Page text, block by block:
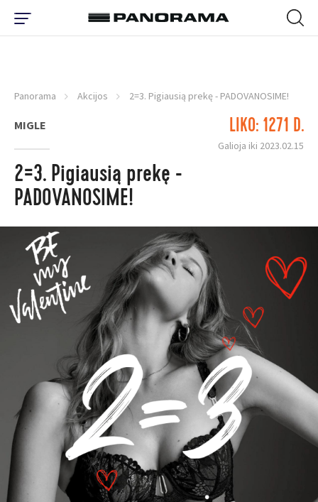
Panorama Akcijos 2=3. Pigiausią prekę - PADOVANOSIME!
MIGLE LIKO: 1271 D.
Galioja iki 2023.02.15
2=3. Pigiausią prekę -
PADOVANOSIME!